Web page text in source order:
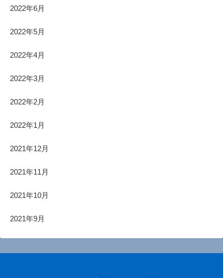
2022年6月
2022年5月
2022年4月
2022年3月
2022年2月
2022年1月
2021年12月
2021年11月
2021年10月
2021年9月